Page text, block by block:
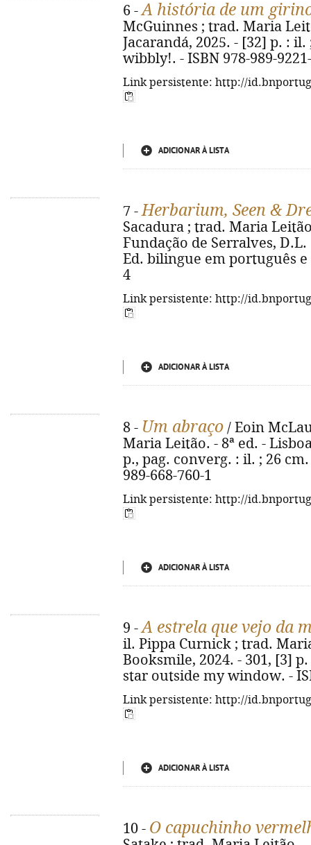
6 -A história de um
McGuinnes ; trad. Maria
Jacarandá, 2025. - [32] p. :
wibbly!. - ISBN 978-989-
Link persistente: http://
ADICIONAR À LISTA
7 -Herbarium, Seen &
Sacadura ; trad. Maria
Fundação de Serralves, D.L.
Ed. bilingue em português e
4
Link persistente: http://
ADICIONAR À LISTA
8 - Um abraço / Eoin
Maria Leitão. - 8ª ed. -
p., pag. converg. : il. ; 26
989-668-760-1
Link persistente: http://
ADICIONAR À LISTA
9 -A estrela que vejo da
il. Pippa Curnick ; trad.
Booksmile, 2024. - 301, [3]
star outside my window. -
Link persistente: http://
ADICIONAR À LISTA
10 - O capuchinho